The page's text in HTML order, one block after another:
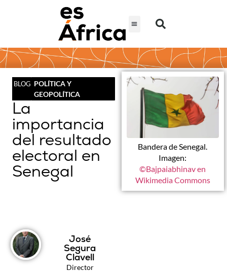
BLOG POLÍTICA Y
GEOPOLÍTICA
La
importancia
del resultado
electoral en
Senegal
Bandera de Senegal.
Imagen:
©Bajpaiabhinav en
Wikimedia Commons
José
Segura
Clavell
Director